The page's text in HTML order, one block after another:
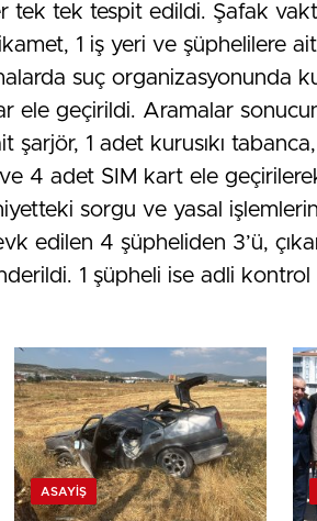
tek tek tespit edildi. Şafak
1 iş yeri ve şüphelilere
suç organizasyonunda
ele geçirildi. Aramalar
şarjör, 1 adet kurusıkı
4 adet SIM kart ele
sorgu ve yasal
edilen 4 şüpheliden 3’ü,
1 şüpheli ise adli kontrol
ASAYIŞ